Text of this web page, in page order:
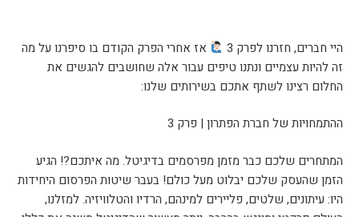
היי חברים, חזרנו לפרק 3
אז אחרי הפרק הקודם בו סיפרנו על מה
זה להיות עצמיים ונתנו טיפים עבור אלה שחושבים להגשים את
החלום רצינו לשתף אתכם בשירותים שלנו:
ההתמחויות של חברת הפתרון | פרק 3
המתחרים שלכם כבר מזמן מפרסמים בדיגיטל. מה איתכם?! הגיע
הזמן שהעסק שלכם יבלוט מעל כולם! בעבר שיטות הפרסום היחידות
היו: עיתונים, שלטים, פליירים למינהם, הרדיו והטלוויזיה. למזלנו,